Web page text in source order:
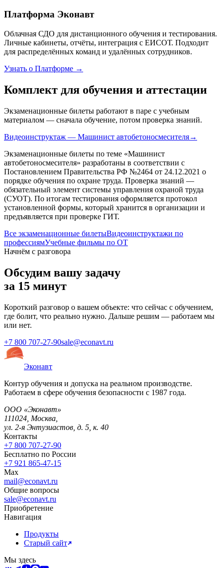
Платформа Эконавт
Облачная СДО для дистанционного обучения и тестирования.
Личные кабинеты, отчёты, интеграция с ЕИСОТ. Подходит
для распределённых команд и удалённых сотрудников.
Узнать о Платформе →
Комплект для обучения и аттестации
Экзаменационные билеты работают в паре с учебным
материалом — сначала обучение, потом проверка знаний.
Видеоинструктаж — Машинист автобетоносмесителя→
Экзаменационные билеты по теме «Машинист
автобетоносмесителя» разработаны в соответствии с
Постановлением Правительства РФ №2464 от 24.12.2021 о
порядке обучения по охране труда. Проверка знаний —
обязательный элемент системы управления охраной труда
(СУОТ). По итогам тестирования оформляется протокол
установленной формы, который хранится в организации и
предъявляется при проверке ГИТ.
Все экзаменационные билетыВидеоинструктажи по
профессиямУчебные фильмы по ОТ
Начнём с разговора
Обсудим вашу задачу
за 15 минут
Короткий разговор о вашем объекте: что сейчас с обучением,
где болит, что реально нужно. Дальше решим — работаем мы
или нет.
+7 800 707-27-90sale@econavt.ru
Эконавт
Контур обучения и допуска на реальном производстве.
Работаем в сфере обучения безопасности с 1987 года.
ООО «Эконавт»
111024 Москва
ул. 2-я Энтузиастов, д. 5, к. 40
Контакты
+7 800 707-27-90
Бесплатно по России
+7 921 865-47-15
Max
mail@econavt.ru
Общие вопросы
sale@econavt.ru
Приобретение
Навигация
Продукты
Старый сайт
Мы здесь